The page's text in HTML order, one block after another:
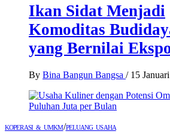
Ikan Sidat Menjadi
Komoditas
yang Bernilai
By Bina Bangun Bangsa / 15
KOPERASI & UMKM/PELUANG USAHA